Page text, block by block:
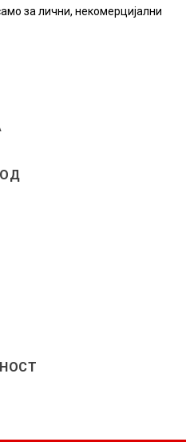
за лични, некомерцијални